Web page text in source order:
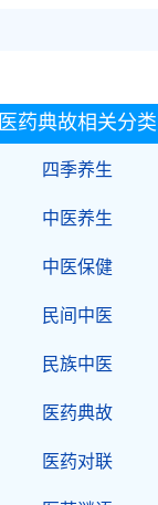
医药典故相关分类
四季养生
中医养生
中医保健
民间中医
民族中医
医药典故
医药对联